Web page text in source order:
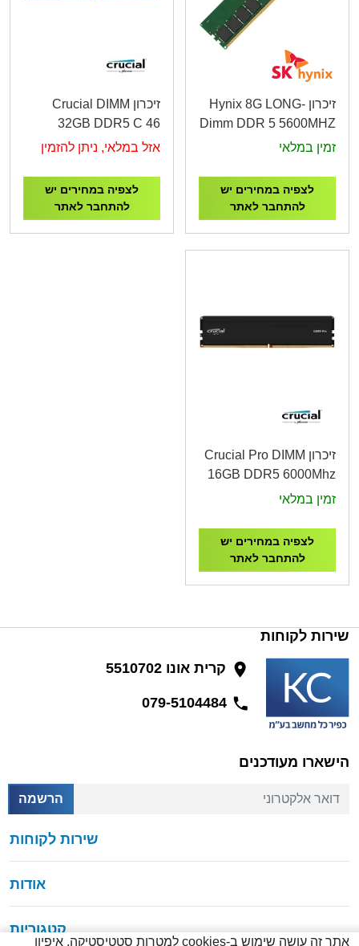
זיכרון Hynix 8G LONG-
Dimm DDR 5 5600MHZ
1.1V
זמין במלאי
לצפיה במחירים יש
להתחבר לאתר
זיכרון Crucial DIMM
32GB DDR5 C 46
5600Mhz Tray
אזל במלאי, ניתן להזמין
לצפיה במחירים יש
להתחבר לאתר
זיכרון Crucial Pro DIMM
16GB DDR5 6000Mhz
CL48 Tray
זמין במלאי
לצפיה במחירים יש
להתחבר לאתר
שירות לקוחות
קרית אונו 5510702
הישארו מעודכנים
דואר אלקטרוני הרשמה
שירות לקוחות
אודות
קטגוריות
אתר זה עושה שימוש ב-cookies למטרות סטטיסטיקה, איפיון